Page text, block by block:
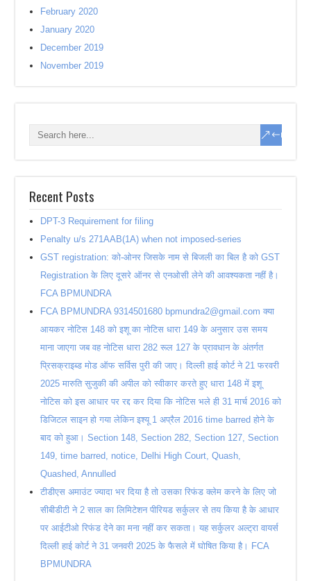
February 2020
January 2020
December 2019
November 2019
Recent Posts
DPT-3 Requirement for filing
Penalty u/s 271AAB(1A) when not imposed-series
GST registration: को-ओनर जिसके नाम से बिजली का बिल है को GST
Registration के लिए दूसरे ऑनर से एनओसी लेने की आवश्यकता नहीं है।
FCA BPMUNDRA
FCA BPMUNDRA 9314501680 bpmundra2@gmail.com क्या
आयकर नोटिस 148 को इशू का नोटिस धारा 149 के अनुसार उस समय
माना जाएगा जब वह नोटिस धारा 282 रूल 127 के प्रावधान के अंतर्गत
प्रिसक्राइब्ड मोड ऑफ सर्विस पुरी की जाए। दिल्ली हाई कोर्ट ने 21 फरवरी
2025 मारुति सुजुकी की अपील को स्वीकार करते हुए धारा 148 में इशू
नोटिस को इस आधार पर रद्द कर दिया कि नोटिस भले ही 31 मार्च 2016 को
डिजिटल साइन हो गया लेकिन इश्यू 1 अप्रैल 2016 time barred होने के
बाद को हुआ। Section 148, Section 282, Section 127, Section
149, time barred, notice, Delhi High Court, Quash,
Quashed, Annulled
टीडीएस अमाउंट ज्यादा भर दिया है तो उसका रिफंड क्लेम करने के लिए जो
सीबीडीटी ने 2 साल का लिमिटेशन पीरियड सर्कुलर से तय किया है के आधार
पर आईटीओ रिफंड देने का मना नहीं कर सकता। यह सर्कुलर अल्ट्रा वायर्स
दिल्ली हाई कोर्ट ने 31 जनवरी 2025 के फैसले में घोषित किया है। FCA
BPMUNDRA